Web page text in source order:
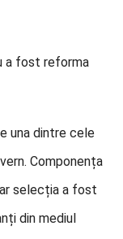
a fost reforma
una dintre cele
Componența
selecția a fost
din mediul